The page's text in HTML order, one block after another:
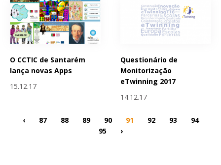
O CCTIC de Santarém
lança novas Apps
15.12.17
Questionário de
Monitorização
eTwinning 2017
14.12.17
‹ 87 88 89 90 91 92 93
94
95
›